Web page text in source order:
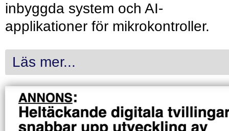
inbyggda system och AI-
applikationer för mikrokontroller.
Läs mer...